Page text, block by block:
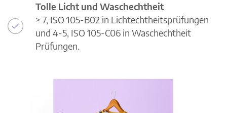
Tolle Licht und Waschechtheit
> 7, ISO 105-B02 in Lichtechtheitsprüfungen
und 4-5, ISO 105-C06 in Waschechtheit
Prüfungen.